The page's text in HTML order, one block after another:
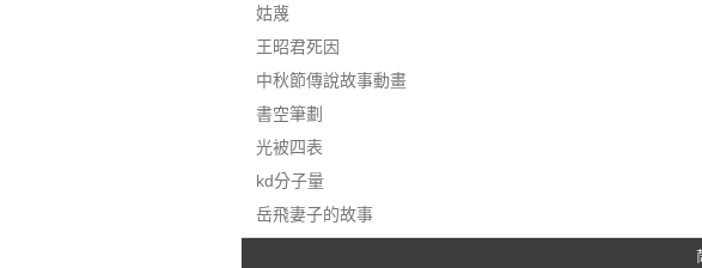
姑蔑
王昭君死因
中秋節傳說故事動畫
書空筆劃
光被四表
kd分子量
岳飛妻子的故事